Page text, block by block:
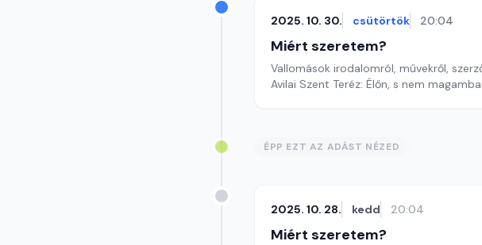
2025. 10. 30. csütörtök 20:04
Miért szeretem?
Vallomások irodalomról, művekről,
Avilai Szent Teréz: Élőn, s nem
ÉPP EZT AZ ADÁST NÉZED
2025. 10. 28. kedd 20:04
Miért szeretem?